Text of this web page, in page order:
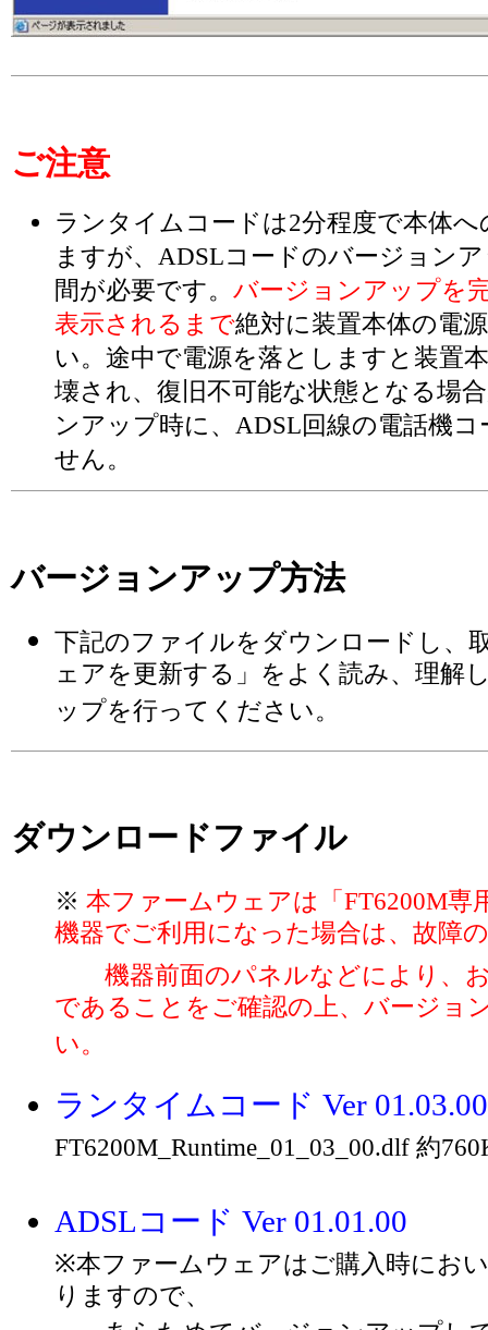
ご注意
ランタイムコードは2分程度で本体
ますが、ADSLコードのバージョン
間が必要です。 バージョンアップを
表示されるまで絶対に装置本体の電
い。途中で電源を落としますと装置
壊され、復旧不可能な状態となる場
ンアップ時に、ADSL回線の電話機
せん。
バージョンアップ方法
下記のファイルをダウンロードし、
ェアを更新する」をよく読み、理解
ップを行ってください。
ダウンロードファイル
※ 本ファームウェアは「FT6200M専
機器でご利用になった場合は、故障
機器前面のパネルなどにより、お
であることをご確認の上、バージョ
い。
ランタイムコード Ver 01.03.00
FT6200M_Runtime_01_03_00.dlf 約
ADSLコード Ver 01.01.00
※本ファームウェアはご購入時にお
りますので、